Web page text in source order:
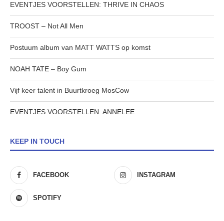
EVENTJES VOORSTELLEN: THRIVE IN CHAOS
TROOST – Not All Men
Postuum album van MATT WATTS op komst
NOAH TATE – Boy Gum
Vijf keer talent in Buurtkroeg MosCow
EVENTJES VOORSTELLEN: ANNELEE
KEEP IN TOUCH
FACEBOOK INSTAGRAM
SPOTIFY